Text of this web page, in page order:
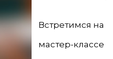
Встретимся на
мастер-классе